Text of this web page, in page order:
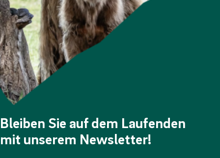
Bleiben Sie auf dem Laufenden
mit unserem Newsletter!